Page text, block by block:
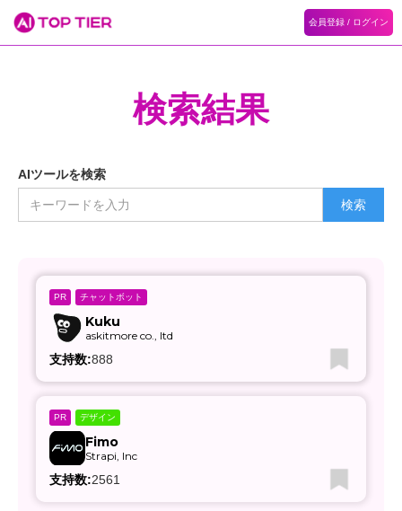
会員登録 / ログイン
検索結果
AIツールを検索
PR チャットボット
Kuku
askitmore co., ltd
支持数:888
PR デザイン
Fimo
Strapi, Inc
支持数:2561